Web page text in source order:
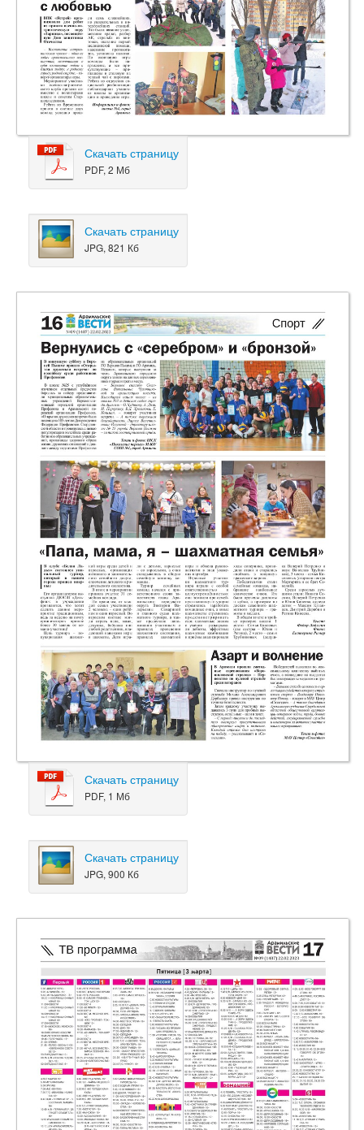
Скачать страницу
PDF, 2 Мб
Скачать страницу
JPG, 821 Кб
Скачать страницу
PDF, 1 Мб
Скачать страницу
JPG, 900 Кб